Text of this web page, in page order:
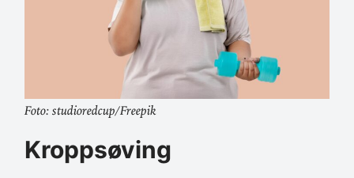
Foto: studioredcup/Freepik
Kropps­øving